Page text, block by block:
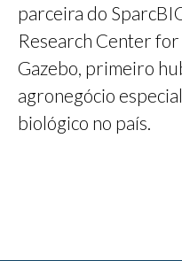
parceira do
Research Center
Gazebo, primeiro
agronegócio
biológico no país.